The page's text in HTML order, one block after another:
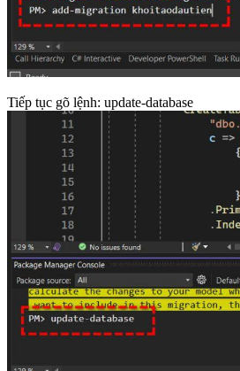
Tiếp tục gõ lệnh: update-database